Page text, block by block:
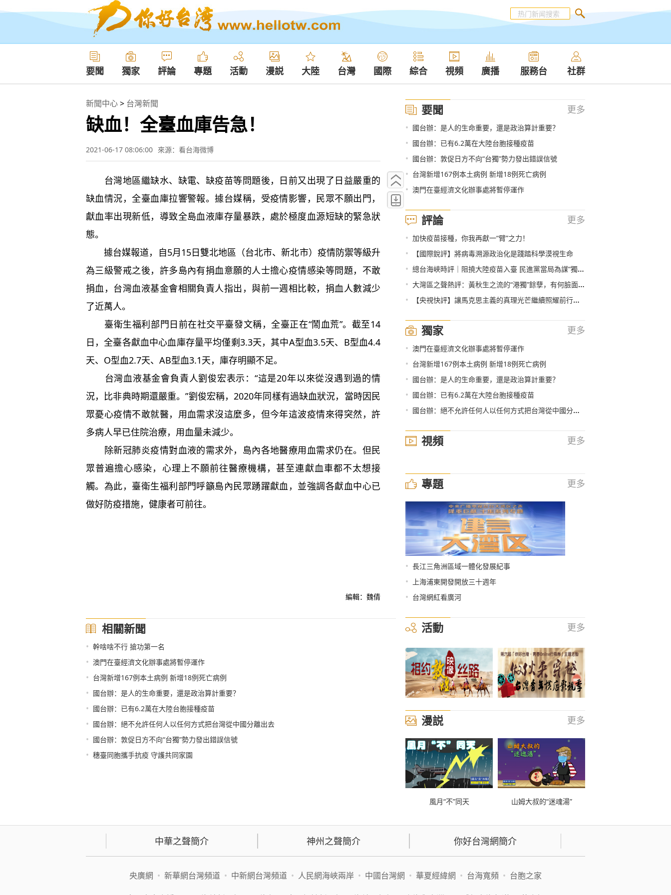
要聞 獨家 評論 專題 活動 漫説 大陸 台灣 國際 綜合 視頻 廣播 服務台 社群
新聞中心> 台灣新聞
缺血！全臺血庫告急！
2021-06-17 08:06:00 來源：看台海微博
台灣地區繼缺水、缺電、缺疫苗等問題後，日前又出現了日益嚴重的
缺血情況，全臺血庫拉響警報。據台媒稱，受疫情影響，民眾不願出門，
獻血率出現新低，導致全島血液庫存量暴跌，處於極度血源短缺的緊急狀
態。
據台媒報道，自5月15日雙北地區（台北市、新北市）疫情防禦等級升
為三級警戒之後，許多島內有捐血意願的人士擔心疫情感染等問題，不敢
捐血，台灣血液基金會相關負責人指出，與前一週相比較，捐血人數減少
了近萬人。
臺衛生福利部門日前在社交平臺發文稱，全臺正在“鬧血荒”。截至14
日，全臺各獻血中心血庫存量平均僅剩3.3天，其中A型血3.5天、B型血4.4
天、O型血2.7天、AB型血3.1天，庫存明顯不足。
台灣血液基金會負責人劉俊宏表示：“這是20年以來從沒遇到過的情
況，比非典時期還嚴重。”劉俊宏稱，2020年同樣有過缺血狀況，當時因民
眾憂心疫情不敢就醫，用血需求沒這麼多，但今年這波疫情來得突然，許
多病人早已住院治療，用血量未減少。
除新冠肺炎疫情對血液的需求外，島內各地醫療用血需求仍在。但民
眾普遍擔心感染，心理上不願前往醫療機構，甚至連獻血車都不太想接
觸。為此，臺衛生福利部門呼籲島內民眾踴躍獻血，並強調各獻血中心已
做好防疫措施，健康者可前往。
編輯：魏倩
相關新聞
• 幹啥啥不行 搶功第一名
• 澳門在臺經濟文化辦事處將暫停運作
• 台灣新增167例本土病例 新增18例死亡病例
• 國台辦：是人的生命重要，還是政治算計重要？
• 國台辦：已有6.2萬在大陸台胞接種疫苗
• 國台辦：絕不允許任何人以任何方式把台灣從中國分離出去
• 國台辦：敦促日方不向“台獨”勢力發出錯誤信號
• 穗臺同胞攜手抗疫 守護共同家園
要聞 更多
• 國台辦：是人的生命重要，還是政治算計重要？
• 國台辦：已有6.2萬在大陸台胞接種疫苗
• 國台辦：敦促日方不向“台獨”勢力發出錯誤信號
• 台灣新增167例本土病例 新增18例死亡病例
• 澳門在臺經濟文化辦事處將暫停運作
評論 更多
• 加快疫苗接種，你我再獻一“臂”之力！
• 【國際銳評】將病毒溯源政治化是踐踏科學漠視生命
• 總台海峽時評｜阻撓大陸疫苗入臺 民進黨當局為謀“獨”不要命
• 大灣區之聲熱評：黃秋生之流的“港獨”餘孽，有何臉面溜回香港？
• 【央視快評】讓馬克思主義的真理光芒繼續照耀前行之路
獨家 更多
• 澳門在臺經濟文化辦事處將暫停運作
• 台灣新增167例本土病例 新增18例死亡病例
• 國台辦：是人的生命重要，還是政治算計重要？
• 國台辦：已有6.2萬在大陸台胞接種疫苗
• 國台辦：絕不允許任何人以任何方式把台灣從中國分離出去
視頻 更多
專題 更多
• 長江三角洲區域一體化發展紀事
• 上海浦東開發開放三十週年
• 台灣網紅看廣河
活動 更多
漫説 更多
風月“不”同天 山姆大叔的“迷魂湯”
中華之聲簡介 神州之聲簡介 你好台灣網簡介
央廣網 • 新華網台灣頻道 • 中新網台灣頻道 • 人民網海峽兩岸 • 中國台灣網 • 華夏經緯網 • 台海寬頻 • 台胞之家